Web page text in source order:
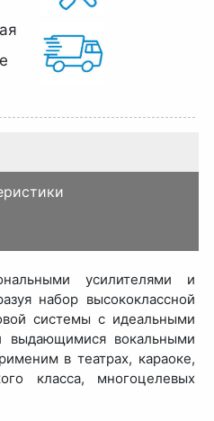
усилителями и
набор высококлассной
системы с идеальными
выдающимися вокальными
в театрах, караоке,
класса, многоцелевых